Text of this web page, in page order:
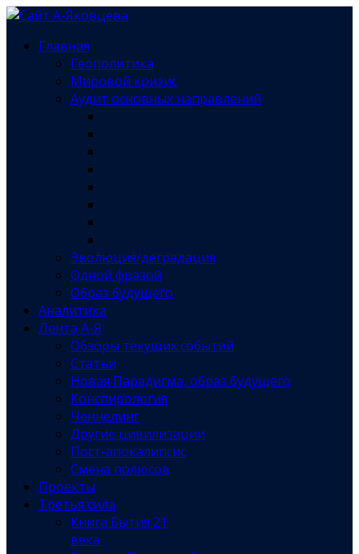
Главная
Геополитика
Мировой кризис
Аудит основных направлений
Эволюция/деградация
Одной фразой
Образ будущего
Аналитика
Лента А-Я
Обзоры текущих событий
Статьи
Новая Парадигма, образ будущего
Конспирология
Ченнелинг
Другие цивилизации
Пост-апокалипсис
Смена полюсов
Проекты
Третья сила
Книга Бытия 21
века